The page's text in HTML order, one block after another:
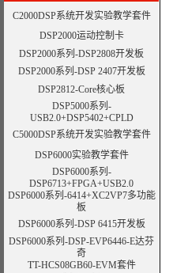
C2000DSP系统开发实验教学套件
DSP2000运动控制卡
DSP2000系列-DSP2808开发板
DSP2000系列-DSP 2407开发板
DSP2812-Core核心板
DSP5000系列-
USB2.0+DSP5402+CPLD
C5000DSP系统开发实验教学套件
DSP6000实验教学套件
DSP6000系列-
DSP6713+FPGA+USB2.0
DSP6000系列-6414+XC2VP7多功能
板
DSP6000系列-DSP 6415开发板
DSP6000系列-DSP-EVP6446-E达芬
奇
TT-HCS08GB60-EVM套件